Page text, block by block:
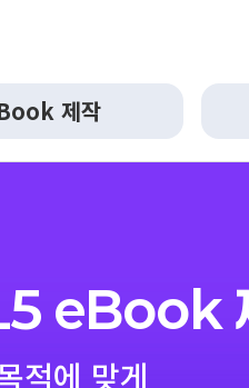
제작
eBook
적에 맞게